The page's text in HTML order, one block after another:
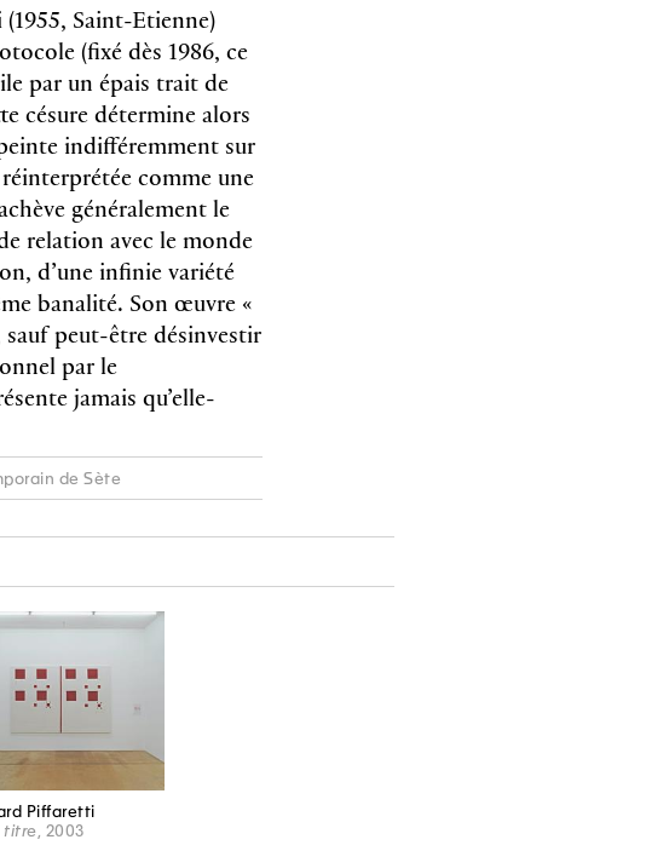
Saint-Etienne)
(fixé dès 1986, ce
par un épais trait de
césure détermine alors
indifféremment sur
comme une
généralement le
relation avec le monde
d’une infinie variété
banalité. Son œuvre «
peut-être désinvestir
par le
jamais qu’elle-
de Sète
Piffaretti
titre, 2003